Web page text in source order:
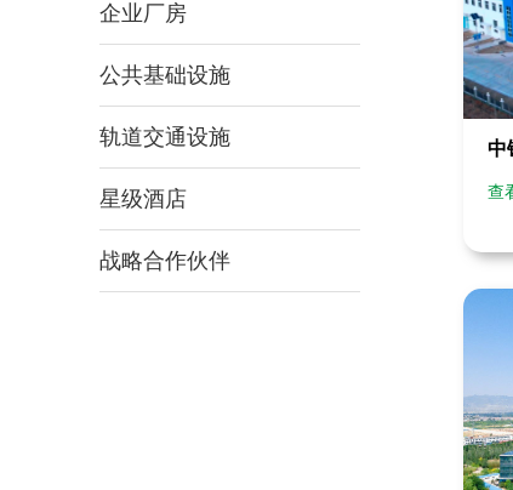
企业厂房
公共基础设施
轨道交通设施
星级酒店
战略合作伙伴
中
查